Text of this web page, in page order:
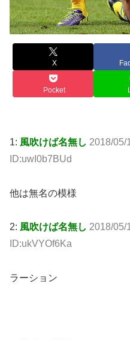
X
Pocket
1: 風吹けば名無し 2018/05/
ID:uwI0b7BUd
他は無名の模様
2: 風吹けば名無し 2018/05/
ID:ukVYOf6Ka
ラーション